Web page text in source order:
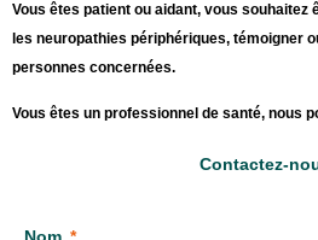
Vous êtes patient ou aidant, vous
les neuropathies périphériques, témoigner
personnes concernées.
Vous êtes un professionnel de santé, nous
Contactez-
Nom